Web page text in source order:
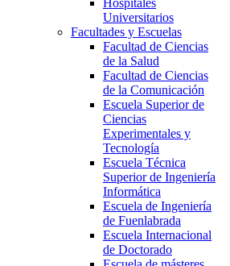
Hospitales
Universitarios
Facultades y Escuelas
Facultad de Ciencias
de la Salud
Facultad de Ciencias
de la Comunicación
Escuela Superior de
Ciencias
Experimentales y
Tecnología
Escuela Técnica
Superior de Ingeniería
Informática
Escuela de Ingeniería
de Fuenlabrada
Escuela Internacional
de Doctorado